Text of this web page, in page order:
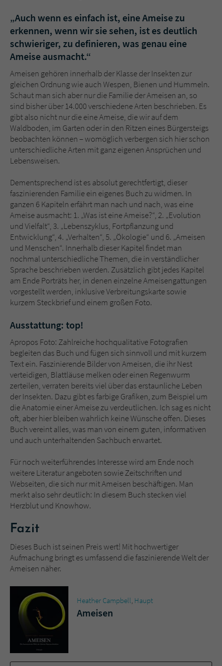
„Auch wenn es einfach ist, eine Ameise zu
erkennen, wenn wir sie sehen, ist es deutlich
schwieriger, zu definieren, was genau eine
Ameise ausmacht.“
Ameisen gehören innerhalb der Klasse der Insekten zur
gleichen Ordnung wie auch Wespen, Bienen und Hummeln.
Schaut man sich aber nur die Familie der Ameisen an, so
sind bisher über 14.000 verschiedene Arten beschrieben. Es
gibt also nicht nur die eine Ameise, die wir auf dem
Waldboden, im Garten oder in den Ritzen eines Bürgersteigs
beobachten können – womöglich verbergen sich hier schon
unterschiedliche Arten mit ganz eigenen Ansprüchen und
Lebensweisen.
Dementsprechend ist es absolut gerechtfertigt, dieser
faszinierenden Familie ein eigenes Buch zu widmen. In
ganzen 6 Kapiteln erfährt man nach und nach, was eine
Ameise ausmacht: 1. „Was ist eine Ameise?“, 2. „Evolution
und Vielfalt“, 3. „Lebenszyklus, Fortpflanzung und
Entwicklung“, 4. „Verhalten“, 5. „Ökologie“ und 6. „Ameisen
und Menschen“. Innerhalb dieser Kapitel findet man
nochmal unterschiedliche Themen, die in verständlicher
Sprache beschrieben werden. Zusätzlich gibt jedes Kapitel
am Ende Porträts her, in denen einzelne Ameisengattungen
vorgestellt werden, inklusive Verbreitungskarte sowie
kurzem Steckbrief und einem großen Foto.
Ausstattung: top!
Apropos Foto: Zahlreiche hochqualitative Fotografien
begleiten das Buch und fügen sich sinnvoll und mit kurzem
Text ein. Faszinierende Bilder von Ameisen, die ihr Nest
verteidigen, Blattläuse melken oder einen Regenwurm
zerteilen, verraten bereits viel über das erstaunliche Leben
der Insekten. Dazu gibt es farbige Grafiken, zum Beispiel um
die Anatomie einer Ameise zu verdeutlichen. Ich sag es nicht
oft, aber hier bleiben wahrlich keine Wünsche offen. Dieses
Buch vereint alles, was man von einem guten, informativen
und auch unterhaltenden Sachbuch erwartet.
Für noch weiterführendes Interesse wird am Ende noch
weitere Literatur angeboten sowie Zeitschriften und
Webseiten, die sich nur mit Ameisen beschäftigen. Man
merkt also sehr deutlich: In diesem Buch stecken viel
Herzblut und Knowhow.
Fazit
Dieses Buch ist seinen Preis wert! Mit hochwertiger
Aufmachung bringt es umfassend die faszinierende Welt der
Ameisen näher.
Heather Campbell, Haupt
Ameisen
Sicherheitscode des Kontaktformulars zu
überprüfen.